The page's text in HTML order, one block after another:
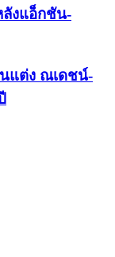
ลังแอ็กชัน-
นแต่ง ณเดชน์-